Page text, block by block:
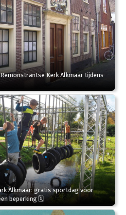
Kerk Alkmaar tijdens
Alkmaar: gratis sportdag voor
beperking 🗓